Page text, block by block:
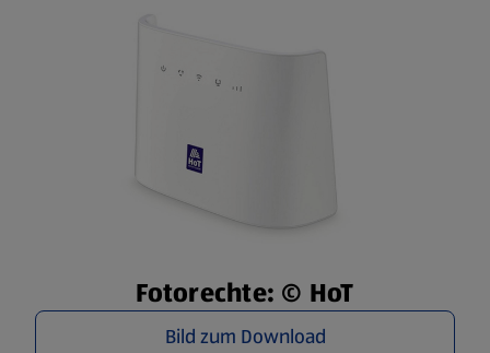
Fotorechte: © HoT
Bild zum Download